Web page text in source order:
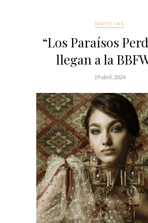
NOTICIAS
“Los Paraísos
llegan a la
19 abril, 2024